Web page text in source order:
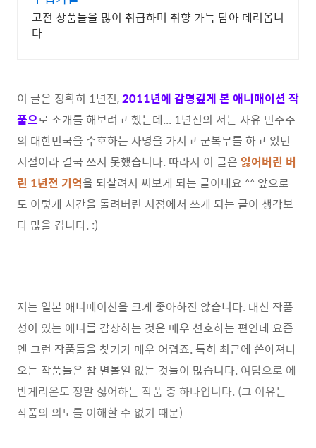
고전 상품들을 많이 취급하며 취향 가득 담아 데려옵니
다
이 글은 정확히 1년전,2011년에 감명깊게 본 애니매이션 작
품으로 소개를 해보려고 했는데... 1년전의 저는 자유 민주주
의 대한민국을 수호하는 사명을 가지고 군복무를 하고 있던
시절이라 결국 쓰지 못했습니다. 따라서 이 글은 잃어버린 버
린 1년전 기억을 되살려서 써보게 되는 글이네요 ^^ 앞으로
도 이렇게 시간을 돌려버린 시점에서 쓰게 되는 글이 생각보
다 많을 겁니다. :)
저는 일본 애니메이션을 크게 좋아하진 않습니다. 대신 작품
성이 있는 애니를 감상하는 것은 매우 선호하는 편인데 요즘
엔 그런 작품들을 찾기가 매우 어렵죠. 특히 최근에 쏟아져나
오는 작품들은 참 별볼일 없는 것들이 많습니다. 여담으로 에
반게리온도 정말 싫어하는 작품 중 하나입니다. (그 이유는
작품의 의도를 이해할 수 없기 때문)